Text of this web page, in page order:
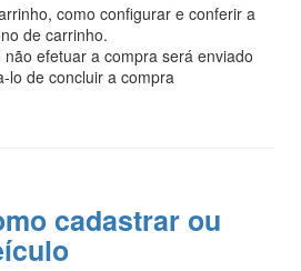
como configurar e conferir a
de carrinho.
efetuar a compra será enviado
lo de concluir a compra
cadastrar ou